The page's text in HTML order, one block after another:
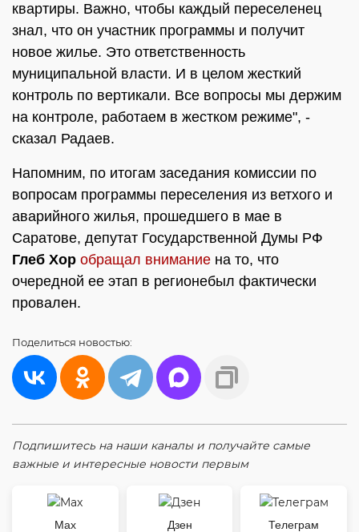
квартиры. Важно, чтобы каждый переселенец
знал, что он участник программы и получит
новое жилье. Это ответственность
муниципальной власти. И в целом жесткий
контроль по вертикали. Все вопросы мы держим
на контроле, работаем в жестком режиме", -
сказал Радаев.
Напомним, по итогам заседания комиссии по
вопросам программы переселения из ветхого и
аварийного жилья, прошедшего в мае в
Саратове, депутат Государственной Думы РФ
Глеб Хор обращал внимание на то, что
очередной ее этап в регионебыл фактически
провален.
Поделиться новостью:
Подпишитесь на наши каналы и получайте самые
важные и интересные новости первым
Max Дзен Телеграм